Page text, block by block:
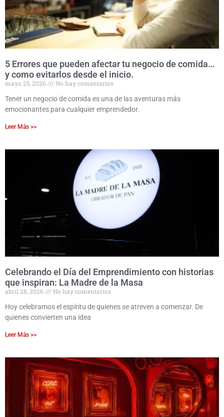
5 Errores que pueden afectar tu negocio de comida…
y como evitarlos desde el inicio.
mayo 25, 2026
No hay comentarios
Tener un negocio de comida es una de las aventuras más
emocionantes para cualquier emprendedor.
Leer Más >>
Celebrando el Día del Emprendimiento con historias
que inspiran: La Madre de la Masa
abril 28, 2026
No hay comentarios
Hoy celebramos el espíritu de quienes se atreven a comenzar. De
quienes convierten una idea
Leer Más >>